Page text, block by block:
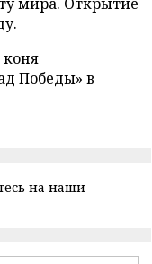
коня
Победы» в
на наши